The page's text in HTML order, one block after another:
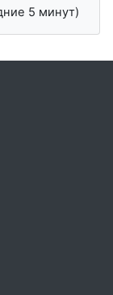
5 минут)